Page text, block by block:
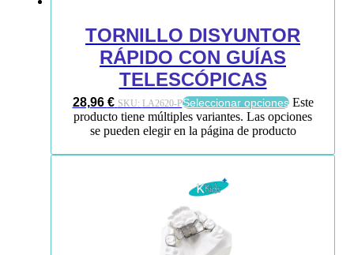
TORNILLO DISYUNTOR
RÁPIDO CON GUÍAS
TELESCÓPICAS
28,96 € SKU: LA2620-PSeleccionar opciones Este
producto tiene múltiples variantes. Las opciones
se pueden elegir en la página de producto